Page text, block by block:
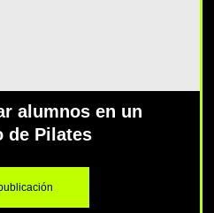
alumnos en un
de Pilates